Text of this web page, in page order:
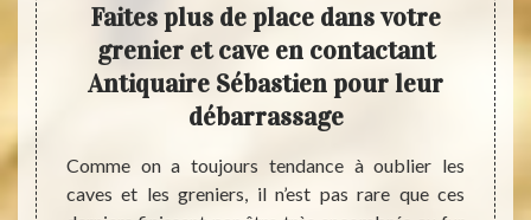
un
sont
vous
Faites plus de place dans votre
grenier et cave en contactant
Antiquaire Sébastien pour leur
débarrassage
Comme on a toujours tendance à oublier les
caves et les greniers, il n’est pas rare que ces